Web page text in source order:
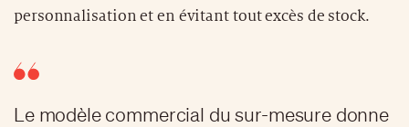
personnalisation et en évitant tout excès de stock.
Le modèle commercial du sur-mesure donne